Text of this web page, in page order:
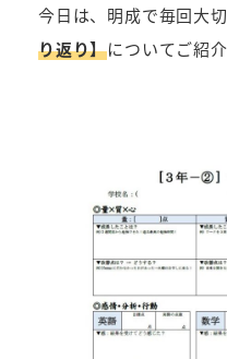
今日は、明成で毎回大
り返り】についてご紹